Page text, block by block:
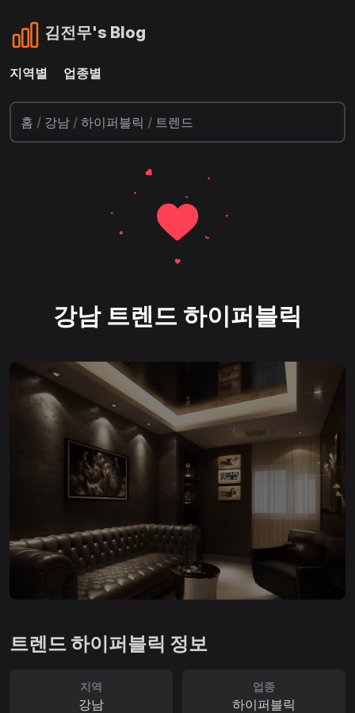
김전무's Blog
지역별 업종별
홈 / 강남 / 하이퍼블릭 / 트렌드
강남 트렌드 하이퍼블릭
트렌드 하이퍼블릭 정보
지역
강남
업종
하이퍼블릭